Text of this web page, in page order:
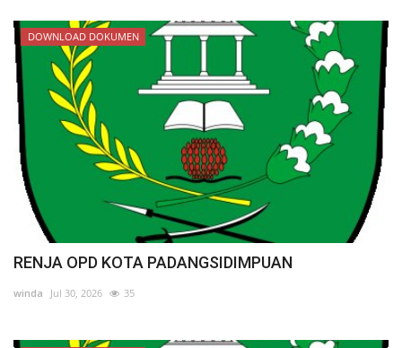
DOWNLOAD DOKUMEN
RENJA OPD KOTA PADANGSIDIMPUAN
winda Jul 30, 2026 35